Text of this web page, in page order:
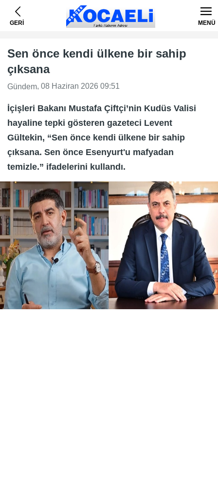
GERİ MENÜ
Sen önce kendi ülkene bir sahip
çıksana
Gündem, 08 Haziran 2026 09:51
İçişleri Bakanı Mustafa Çiftçi’nin Kudüs Valisi
hayaline tepki gösteren gazeteci Levent
Gültekin, “Sen önce kendi ülkene bir sahip
çıksana. Sen önce Esenyurt'u mafyadan
temizle.” ifadelerini kullandı.